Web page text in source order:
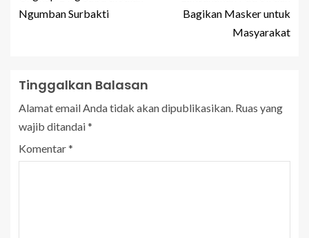
Ngumban Surbakti
Bagikan Masker untuk
Masyarakat
Tinggalkan Balasan
Alamat email Anda tidak akan dipublikasikan. Ruas yang
wajib ditandai*
Komentar*